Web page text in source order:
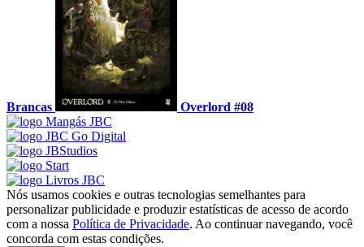
Brancas Overlord #08
Nós usamos cookies e outras tecnologias semelhantes para
personalizar publicidade e produzir estatísticas de acesso de acordo
com a nossa Política de Privacidade. Ao continuar navegando, você
concorda com estas condições.